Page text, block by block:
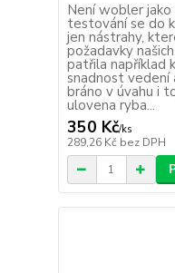
Není wobler
testování se do
jen nástrahy,
požadavky
patřila například
snadnost vedení
bráno v úvahu i
ulovena ryba...
350 Kč/ks
289,26 Kč bez DPH